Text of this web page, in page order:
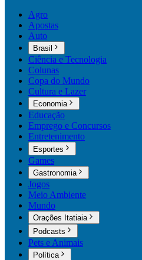
Agro
Apostas
Auto
Brasil
Ciência e Tecnologia
Colunas
Copa do Mundo
Cultura e Lazer
Economia
Educação
Emprego e Concursos
Entretenimento
Esportes
Games
Gastronomia
Jogos
Meio Ambiente
Mundo
Orações Itatiaia
Podcasts
Pets e Animais
Política